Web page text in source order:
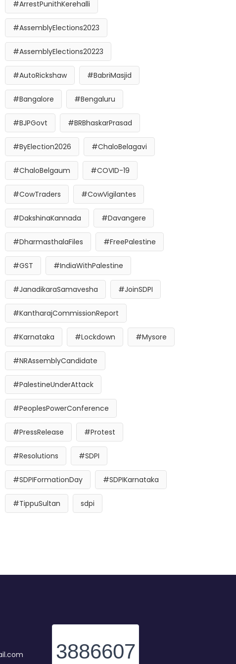
#ArrestPunithKerehalli
#AssemblyElections2023
#AssemblyElections20223
#AutoRickshaw #BabriMasjid
#Bangalore #Bengaluru
#BJPGovt #BRBhaskarPrasad
#ByElection2026 #ChaloBelagavi
#ChaloBelgaum #COVID-19
#CowTraders #CowVigilantes
#DakshinaKannada #Davangere
#DharmasthalaFiles #FreePalestine
#GST #IndiaWithPalestine
#JanadikaraSamavesha #JoinSDPI
#KantharajCommissionReport
#Karnataka #Lockdown #Mysore
#NRAssemblyCandidate
#PalestineUnderAttack
#PeoplesPowerConference
#PressRelease #Protest
#Resolutions #SDPI
#SDPIFormationDay #SDPIKarnataka
#TippuSultan sdpi
3886607